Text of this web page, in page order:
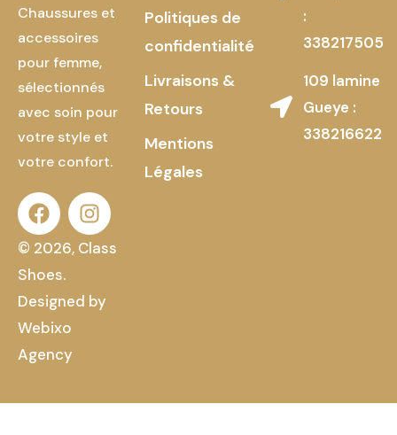
Chaussures et
accessoires
pour femme,
sélectionnés
avec soin pour
votre style et
votre confort.
© 2026, Class
Shoes.
Designed by
Webixo
Agency
Politiques de
confidentialité
Livraisons &
Retours
Mentions
Légales
:
338217505
109 lamine
Gueye :
338216622